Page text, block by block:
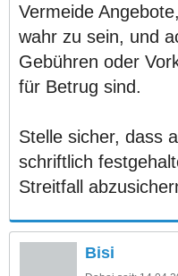
Vermeide
wahr zu sein, und
Gebühren oder
für Betrug sind.
Stelle sicher, dass
schriftlich
Streitfall
Bisi